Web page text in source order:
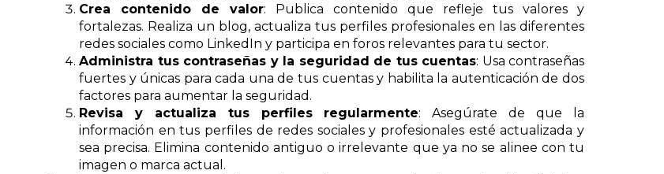
Crea contenido de valor: Publica contenido que refleje tus valores y
fortalezas. Realiza un blog, actualiza tus perfiles profesionales en las diferentes
redes sociales como LinkedIn y participa en foros relevantes para tu sector.
Administra tus contraseñas y la seguridad de tus cuentas: Usa contraseñas
fuertes y únicas para cada una de tus cuentas y habilita la autenticación de dos
factores para aumentar la seguridad.
Revisa y actualiza tus perfiles regularmente: Asegúrate de que la
información en tus perfiles de redes sociales y profesionales esté actualizada y
sea precisa. Elimina contenido antiguo o irrelevante que ya no se alinee con tu
imagen o marca actual.